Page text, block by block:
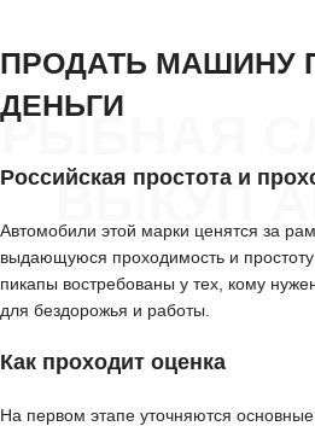
РЫБНАЯ
ВЫКУП
ПРОДАТЬ МАШИНУ
ДЕНЬГИ
Российская простота и
Автомобили этой марки ценятся за
выдающуюся проходимость и
пикапы востребованы у тех, кому
для бездорожья и работы.
Как проходит оценка
На первом этапе уточняются